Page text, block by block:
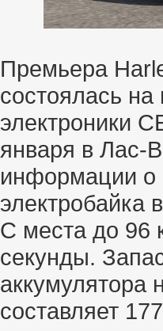
Премьера
состоялась на
электроники
января в Лас-
информации о
электробайка
С места до 96
секунды.
аккумулятора
составляет